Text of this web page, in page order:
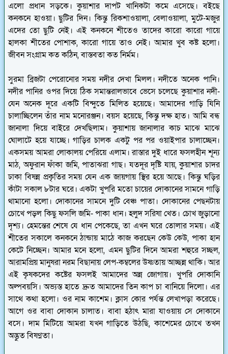
এলো প্রধান সড়কে। কুয়াশার দাপট খানিকটা কমে এসেছে। বইছে
কনকনে হাওয়া। ছুটির দিন। কিন্তু রিকশাওয়ালা, বেলাওয়ালা, মুটে-মজুর
এদের তো ছুটি নেই। এই কনকনে শীতেও তাদের কারো কারো গায়ে
হালকা শীতের পোশাক, কারো গায়ে তাও নেই। আমার খুব কষ্ট হলো।
জীবন সংগ্রাম কত কঠিন, বাস্তবতা কত নির্মম।
সুরমা ব্রিজটা পেরোনোর সময় নদীর দেখা মিলল। নদীতে অনেক পানি।
নদীর পানির ওপর দিয়ে ঠিক সমান্তরালভাবে ভেসে চলেছে কুয়াশার নদী-
যেন অনেক দূরে একটি বিন্দুতে মিলিত হয়েছে। আমাদের গাড়ি যিনি
চালাচ্ছিলেন তাঁর নাম মনোরঞ্জন। বয়স হয়েছে, কিন্তু দক্ষ হাত। আমি বন্ধ
জানালা দিয়ে বাইরে দেখছিলাম। কুয়াশায় জানালার কাচ মাঝে মাঝে
ঘোলাটে হয়ে যাচ্ছে। গাড়ির চালক একটু পর পর ওয়াইপার চালাচ্ছেন।
একসময় আমরা লোকালয় পেরিয়ে এলাম। রাস্তার দুই ধারে ফসলহীন শূন্য
মাঠ, অফুরান ফাঁকা জমি, পাতাঝরা গাছ। যতদূর দৃষ্টি যায়, কুয়াশার চাদর
ঢাকা বিষন্ন প্রকৃতির সময় যেন এক জায়গায় স্থির হয়ে আছে। কিন্তু ঘড়ির
কাঁটা সকাল ৮টার ঘরে। একটা খুপরি মতো চায়ের দোকানের সামনে গাড়ি
থামানো হলো। দোকানের সামনে দুটি বেঞ্চ পাতা। দোকানের পেছনটায়
চোখে পড়ল কিছু ফসলি জমি- পাকা ধান। হলুদ সরিষা খেত। চোখ জুড়ানো
দৃশ্য। হেমন্তের শেষে যে ধান পেকেছে, তা এখন ঘরে তোলার সময়। এই
শীতের সকালে কনকনে ঠান্ডায় মাঠে কাজ করছেন কেউ কেউ, পাকা হান
কেটে নিচ্ছেন। আমার মনে হলো, এমন ছুটির দিনে আমরা শহুরে সচ্ছল,
আরামপ্রিয় মানুষরা নরম বিছানায় লেপ-কম্বলের উষ্ণতায় আচ্ছন্ন থাকি। আর
এই কৃষকদের কষ্টের ফসলই আমাদের অন্ন জোগায়। খুপরি দোকানি
অল্পবয়সি। অভ্যস্ত হাতে দ্রুত আমাদের তিন কাপ চা বানিয়ে দিলো। এর
সাথে কথা হলো। ওর নাম কাশেম। ক্লাস কোর পর্যন্ত লেখাপড়া করেছে।
আগে ওর বাবা দোকান চালাত। বাবা হঠাৎ মারা যাওয়ায় সে দোকানে
বসে। দাম মিটিয়ে আমরা যখন গাড়িতে উঠছি, কাশেমের চোখে তখন
অদ্ভুত বিষণ্ণতা।